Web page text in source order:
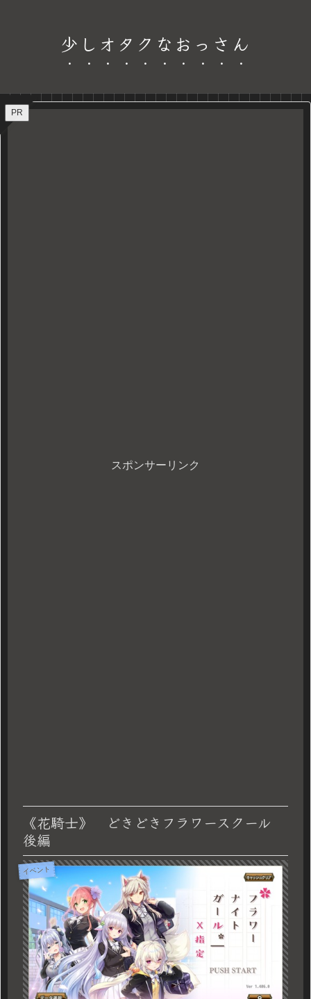
少しオタクなおっさん
PR
スポンサーリンク
《花騎士》 どきどきフラワースクール
後編
イベント